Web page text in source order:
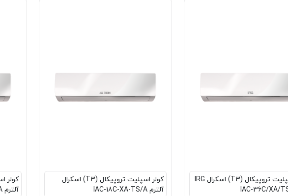
کولر اسپلیت تروپیکال (T3) اسکرال IRG
IAC-36C/XA/
کولر اسپلیت تروپیکال (T3) اسکرال
آلترم IAC-18C-XA-TS/A
آلترم IAC-24C/XA-TS/AA